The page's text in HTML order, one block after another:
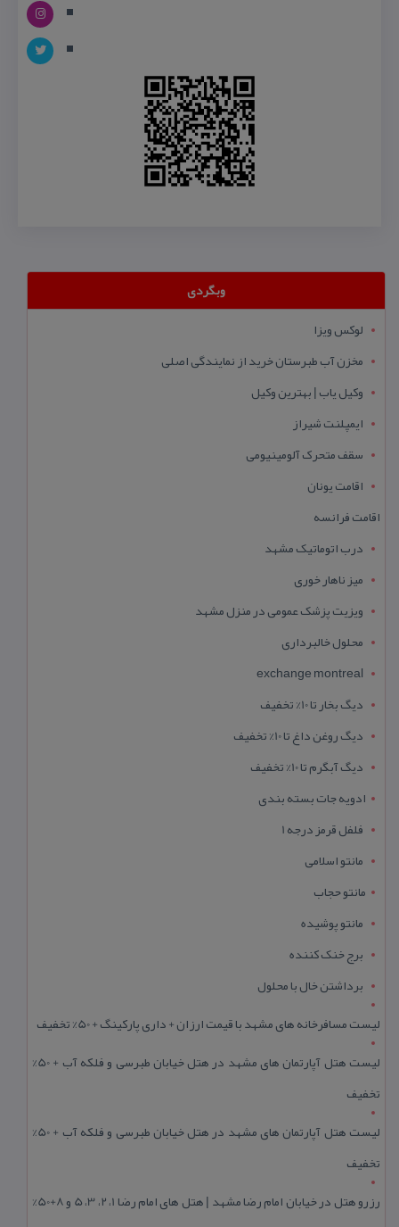
وبگردی
لوکس ویزا
مخزن آب طبرستان خرید از نمایندگی اصلی
وکیل یاب | بهترین وکیل
ایمپلنت شیراز
سقف متحرک آلومینیومی
اقامت یونان
اقامت فرانسه
درب اتوماتیک مشهد
میز ناهار خوری
ویزیت پزشک عمومی در منزل مشهد
محلول خالبرداری
exchange montreal
دیگ بخار تا 10% تخفیف
دیگ روغن داغ تا 10% تخفیف
دیگ آبگرم تا 10% تخفیف
ادویه جات بسته بندی
فلفل قرمز درجه 1
مانتو اسلامی
مانتو حجاب
مانتو پوشیده
برج خنک کننده
برداشتن خال با محلول
لیست مسافرخانه های مشهد با قیمت ارزان + داری پارکینگ + 50% تخفیف
لیست هتل آپارتمان های مشهد در هتل خیابان طبرسی و فلکه آب + 50%
تخفیف
لیست هتل آپارتمان های مشهد در هتل خیابان طبرسی و فلکه آب + 50%
تخفیف
رزرو هتل در خیابان امام رضا مشهد | هتل‌ های امام رضا 1، 2، 3، 5 و 8+50%